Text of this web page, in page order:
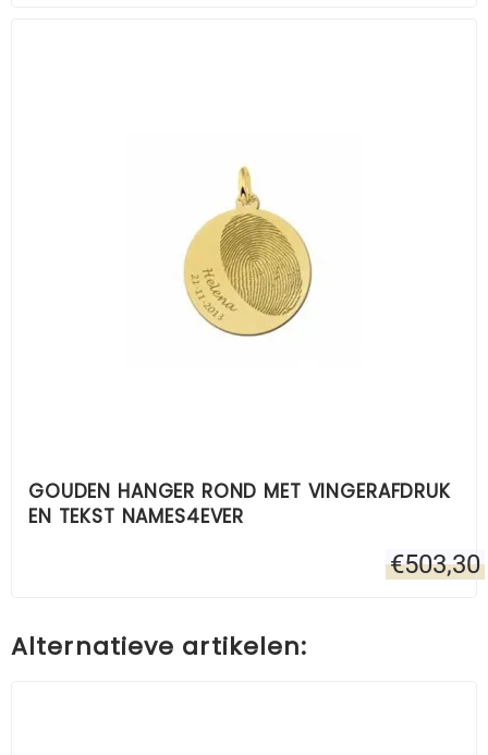
GOUDEN HANGER ROND MET VINGERAFDRUK
EN TEKST NAMES4EVER
€503,30
Alternatieve artikelen: